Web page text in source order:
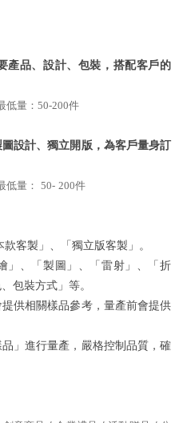
產品、設計、包裝，搭配客戶的
低量：50-200件
設計、獨立開版，為客戶量身訂
低量： 50- 200件
款客製」、「獨立版客製」。
」、「製圖」、「雷射」、「折
包裝方式」等。
供相關樣品參考，量產前會提供
」進行量產，嚴格控制品質，確